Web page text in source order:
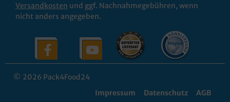
Versandkosten und ggf. Nachnahmegebühren, wenn
nicht anders angegeben.
© 2026 Pack4Food24
Impressum
Datenschutz AGB